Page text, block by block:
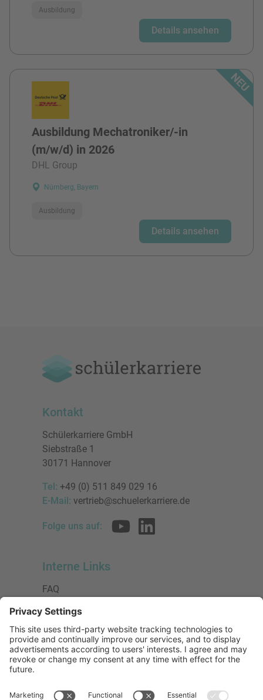
Ausbildung
Details ansehen
Ausbildung Mechatroniker/-in
(m/w/d) in 2026
DHL Group
Nürnberg, Bayern
Ausbildung
Details ansehen
Kontakt
Schülerkarriere GmbH
Siebstraße 1
30171 Hannover
Tel: +49 (0) 511 849 029 16
E-Mail: vertrieb@schuelerkarriere.de
Folge uns auf:
Interne Links
FAQ
Datenschutzerklärung
Impressum
Presse
Urheberrecht